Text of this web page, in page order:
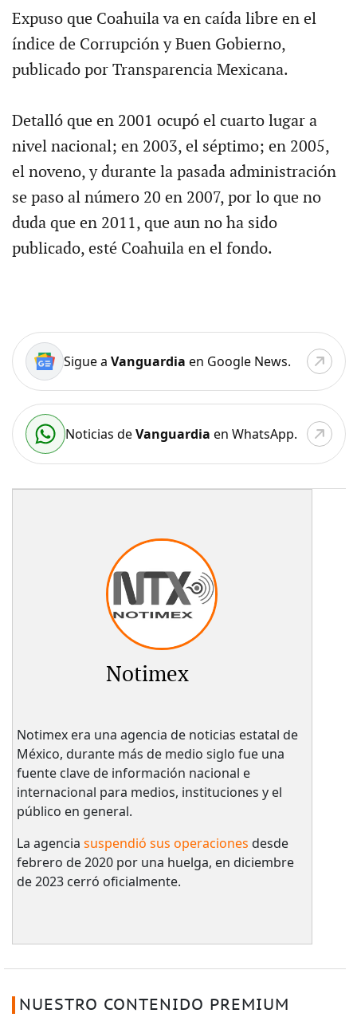
Expuso que Coahuila va en caída libre en el
índice de Corrupción y Buen Gobierno,
publicado por Transparencia Mexicana.
Detalló que en 2001 ocupó el cuarto lugar a
nivel nacional; en 2003, el séptimo; en 2005,
el noveno, y durante la pasada administración
se paso al número 20 en 2007, por lo que no
duda que en 2011, que aun no ha sido
publicado, esté Coahuila en el fondo.
Sigue a Vanguardia en Google News.
Noticias deVanguardia en WhatsApp.
Notimex
Notimex era una agencia de noticias estatal de
México, durante más de medio siglo fue una
fuente clave de información nacional e
internacional para medios, instituciones y el
público en general.
La agencia suspendió sus operaciones desde
febrero de 2020 por una huelga, en diciembre
de 2023 cerró oficialmente.
NUESTRO CONTENIDO PREMIUM